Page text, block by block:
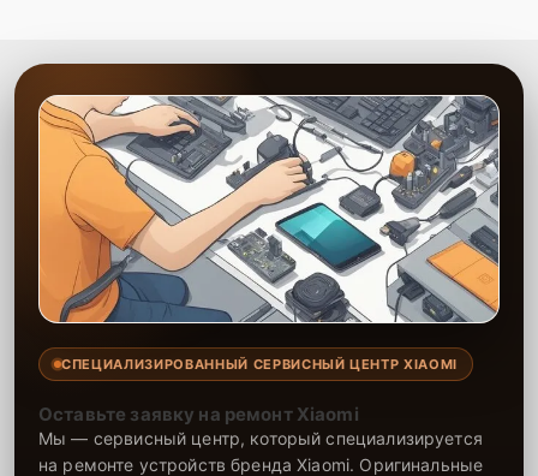
СПЕЦИАЛИЗИРОВАННЫЙ СЕРВИСНЫЙ ЦЕНТР XIAOMI
Оставьте заявку на ремонт Xiaomi
Мы — сервисный центр, который специализируется
на ремонте устройств бренда Xiaomi. Оригинальные